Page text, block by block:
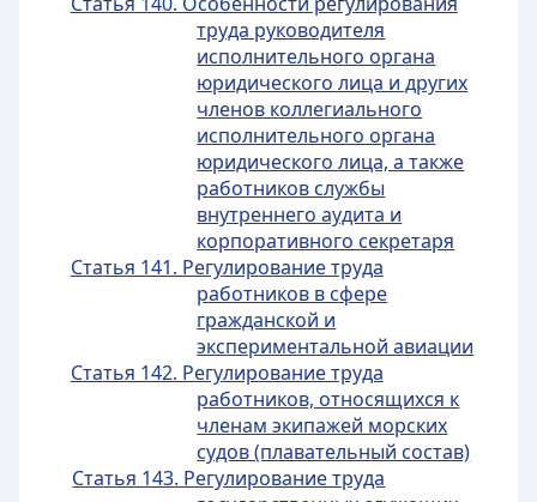
труда руководителя
исполнительного органа
юридического лица и других
членов коллегиального
исполнительного органа
юридического лица, а также
работников службы
внутреннего аудита и
корпоративного секретаря
Статья 141. Регулирование труда
работников в сфере
гражданской и
экспериментальной авиации
Статья 142. Регулирование труда
работников, относящихся к
членам экипажей морских
судов (плавательный состав)
Статья 143. Регулирование труда